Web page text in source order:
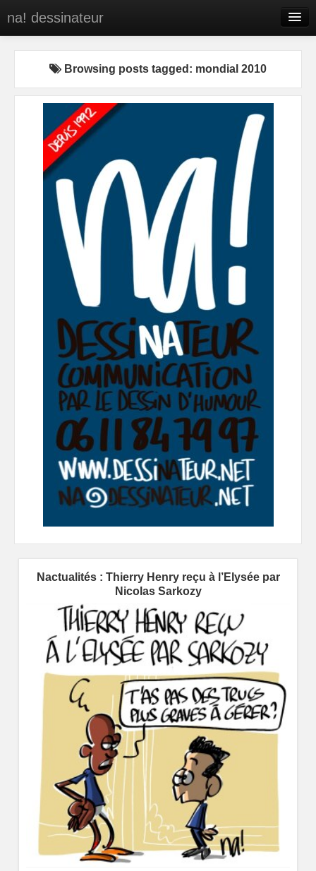
na! dessinateur
C’est qui na!
Browsing posts tagged: mondial 2010
Nactualités : Thierry Henry reçu à l’Elysée par
Nicolas Sarkozy